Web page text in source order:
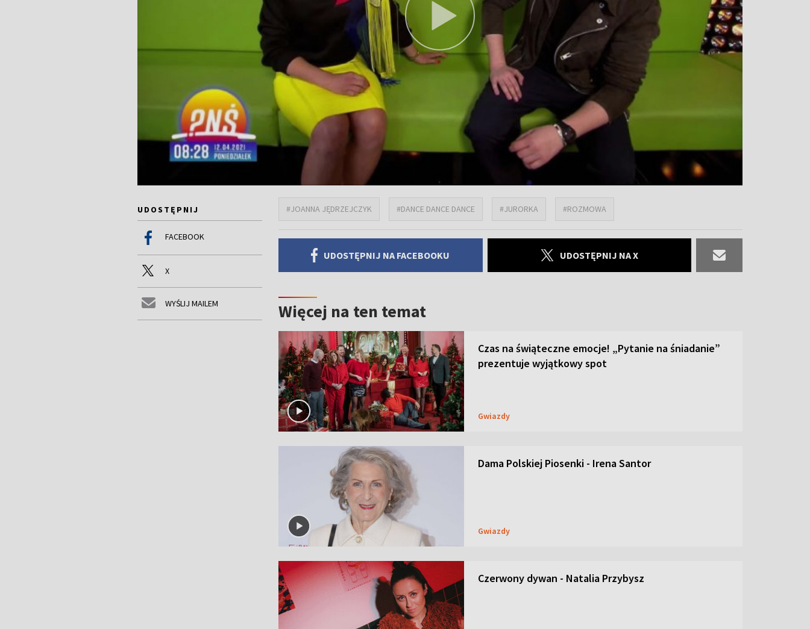
UDOSTĘPNIJ
FACEBOOK
X
WYŚLIJ MAILEM
#JOANNA JĘDRZEJCZYK #DANCE DANCE DANCE #JURORKA #ROZMOWA
UDOSTĘPNIJ NA FACEBOOKU UDOSTĘPNIJ NA X
Więcej na ten temat
Czas na świąteczne emocje! „Pytanie na śniadanie”
prezentuje wyjątkowy spot
Gwiazdy
Dama Polskiej Piosenki - Irena Santor
Gwiazdy
Czerwony dywan - Natalia Przybysz